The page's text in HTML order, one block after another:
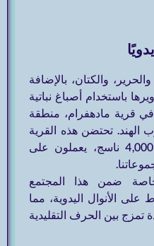
والكتان، بالإضافة
باستخدام أصباغ نباتية
في قرية مادهفرام، منطقة
الهند. تحتضن هذه القرية
تجمعًا حرفيًا يضم أكثر من 4,000 ناسج، يعملون على
ضمن هذا المجتمع
الأنوال اليدوية، مما
تمزج بين الحرف التقليدية